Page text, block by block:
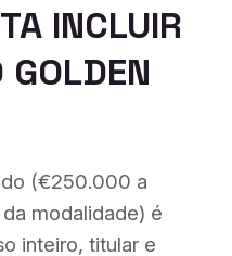
INCLUIR
(€250.000 a
modalidade) é
inteiro, titular e